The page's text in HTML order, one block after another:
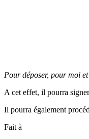
Pour déposer, pour moi
A cet effet, il pourra
Il pourra également
Fait à